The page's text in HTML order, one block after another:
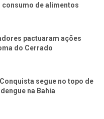
consumo de alimentos
pactuaram ações
do Cerrado
segue no topo de
na Bahia